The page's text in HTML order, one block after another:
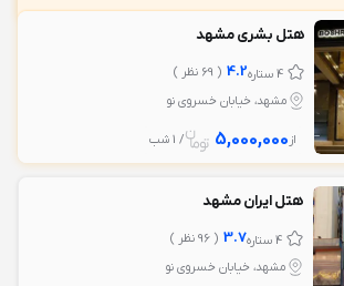
هتل بشری مشهد
4 ستاره 4.2 ( 69 نظر )
مشهد، خیابان خسروی نو
از 5,000,000 / 1 شب
هتل ایران مشهد
4 ستاره 3.7 ( 96 نظر )
مشهد، خيابان خسروي نو